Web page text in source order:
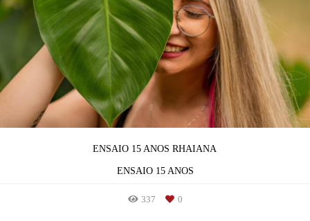
ENSAIO 15 ANOS RHAIANA
ENSAIO 15 ANOS
337 0